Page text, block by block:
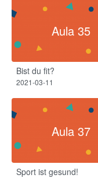
Aula 35
Bist du fit?​
2021-03-11
Aula 37
Sport ist gesund!